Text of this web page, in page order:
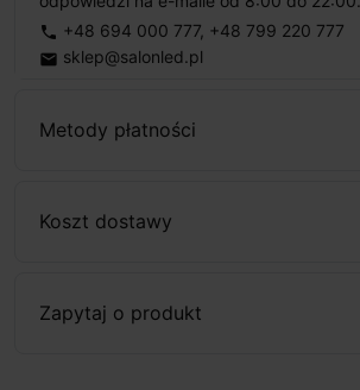
phone +48 694 000 777, +48 799 220 777
email sklep@salonled.pl
Metody płatności
Koszt dostawy
Zapytaj o produkt